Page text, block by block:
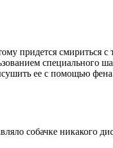
придется смириться с
специального
ее с помощью
собачке никакого